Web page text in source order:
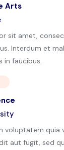
Arts
sit amet,
Interdum et
in faucibus.
voluptatem quia
aut fugit, sed